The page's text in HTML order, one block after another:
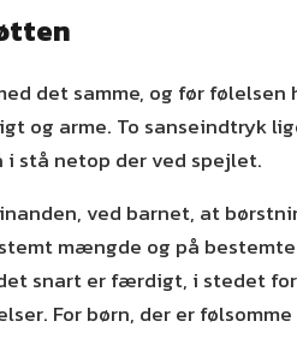
det samme, og før følelsen
og arme. To sanseindtryk
i stå netop der ved spejlet.
ved barnet, at
mængde og på
snart er færdigt, i stedet
For børn, der er